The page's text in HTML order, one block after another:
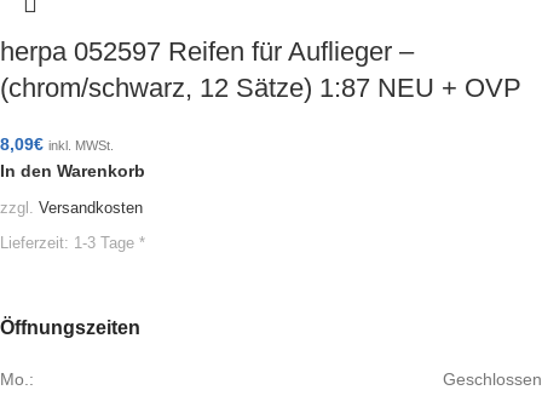
herpa 052597 Reifen für Auflieger –
(chrom/schwarz, 12 Sätze) 1:87 NEU + OVP
8,09€ inkl. MWSt.
In den Warenkorb
zzgl. Versandkosten
Lieferzeit: 1-3 Tage *
Öffnungszeiten
Mo.: Geschlossen